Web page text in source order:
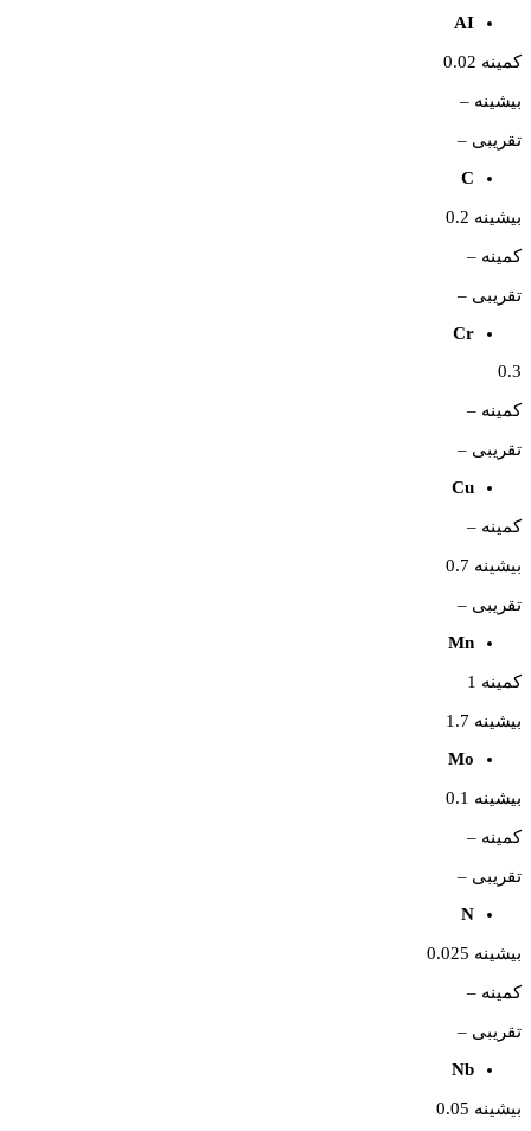
AI
کمینه 0.02
بیشینه –
تقریبی –
C
بیشینه 0.2
کمینه –
تقریبی –
Cr
0.3
کمینه –
تقریبی –
Cu
کمینه –
بیشینه 0.7
تقریبی –
Mn
کمینه 1
بیشینه 1.7
Mo
بیشینه 0.1
کمینه –
تقریبی –
N
بیشینه 0.025
کمینه –
تقریبی –
Nb
بیشینه 0.05